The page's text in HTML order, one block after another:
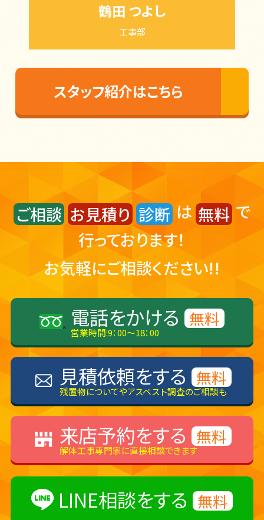
鶴田 つよし
工事部
スタッフ紹介はこちら
ご相談 お見積り 診断 は 無料 で
行っております！
お気軽にご相談ください!!
電話をかける 無料
営業時間:9：00～18：00
見積依頼をする 無料
残置物についてやアスベスト調査のご相談も
来店予約をする 無料
解体工事専門家に直接相談できます
LINE相談をする 無料